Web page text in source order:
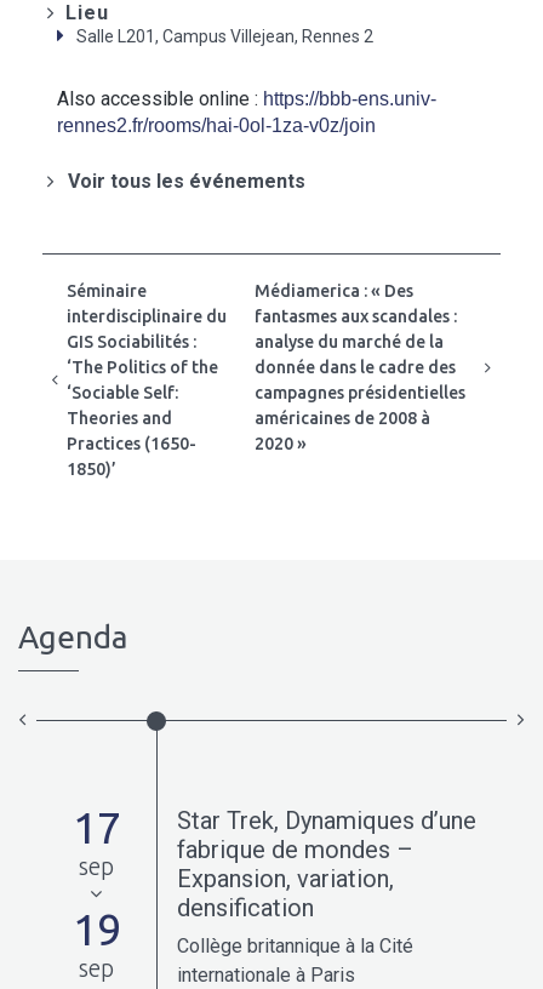
Lieu
Salle L201, Campus Villejean, Rennes 2
Also accessible online : https://bbb-ens.univ-
rennes2.fr/rooms/hai-0ol-1za-v0z/join
Voir tous les événements
Séminaire
interdisciplinaire du
GIS Sociabilités :
‘The Politics of the
‘Sociable Self:
Theories and
Practices (1650-
1850)’
Médiamerica : « Des
fantasmes aux scandales :
analyse du marché de la
donnée dans le cadre des
campagnes présidentielles
américaines de 2008 à
2020 »
Agenda
17
sep
19
sep
Star Trek, Dynamiques d’une
fabrique de mondes –
Expansion, variation,
densification
Collège britannique à la Cité
internationale à Paris